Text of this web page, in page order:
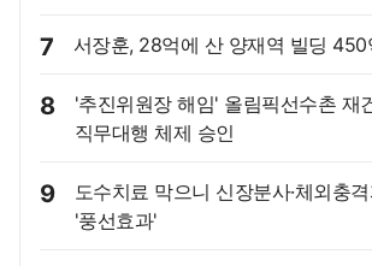
7 서장훈, 28억에 산 양재역 빌딩 450
8
'추진위원장 해임' 올림픽선수촌 재
직무대행 체제 승인
9
도수치료 막으니 신장분사·체외충
'풍선효과'